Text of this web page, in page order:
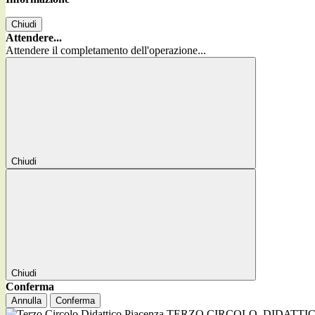
Chiudi
Attendere...
Attendere il completamento dell'operazione...
Chiudi
Chiudi
Conferma
Annulla Conferma